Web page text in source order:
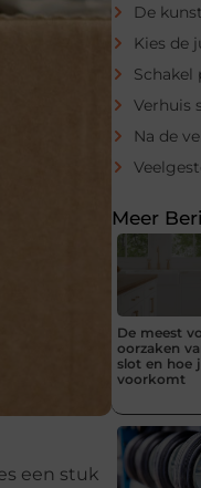
een stuk
De
Kies de
Schakel
Verhuis
Na de
Meer
De meest
oorzaken
slot en hoe
voorkomt